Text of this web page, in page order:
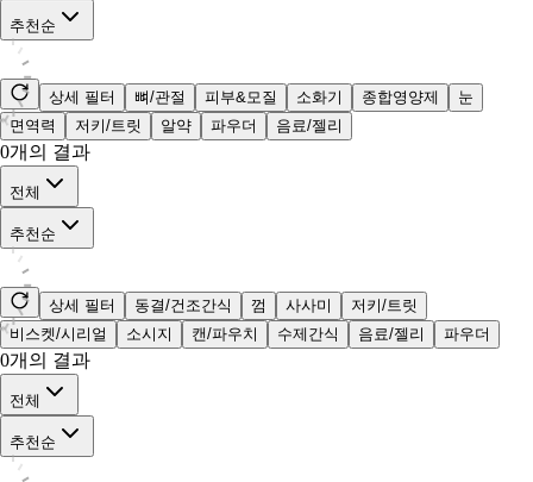
추천순
상세 필터 뼈/관절 피부&모질 소화기 종합영양제
눈
면역력
저키/트릿 알약 파우더 음료/젤리
0개의 결과
전체
추천순
상세 필터 동결/건조간식 껌 사사미
저키/트릿
비스켓/시리얼
소시지 캔/파우치 수제간식 음료/젤리 파우더
0개의 결과
전체
추천순